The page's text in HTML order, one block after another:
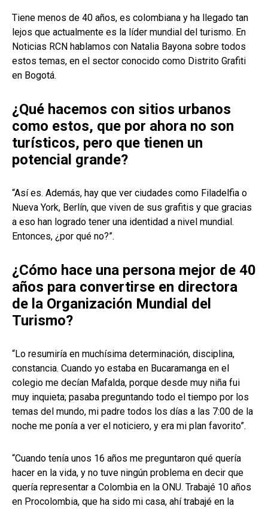
Tiene menos de 40 años, es colombiana y ha llegado tan
lejos que actualmente es la líder mundial del turismo. En
Noticias RCN hablamos con Natalia Bayona sobre todos
estos temas, en el sector conocido como Distrito Grafiti
en Bogotá.
¿Qué hacemos con sitios urbanos
como estos, que por ahora no son
turísticos, pero que tienen un
potencial grande?
“Así es. Además, hay que ver ciudades como Filadelfia o
Nueva York, Berlín, que viven de sus grafitis y que gracias
a eso han logrado tener una identidad a nivel mundial.
Entonces, ¿por qué no?”.
¿Cómo hace una persona mejor de 40
años para convertirse en directora
de la Organización Mundial del
Turismo?
“Lo resumiría en muchísima determinación, disciplina,
constancia. Cuando yo estaba en Bucaramanga en el
colegio me decían Mafalda, porque desde muy niña fui
muy inquieta; pasaba preguntando todo el tiempo por los
temas del mundo, mi padre todos los días a las 7:00 de la
noche me ponía a ver el noticiero, y era mi plan favorito”.
“Cuando tenía unos 16 años me preguntaron qué quería
hacer en la vida, y no tuve ningún problema en decir que
quería representar a Colombia en la ONU. Trabajé 10 años
en Procolombia, que ha sido mi casa, ahí trabajé en la